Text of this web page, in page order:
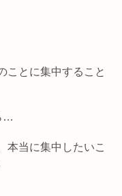
ことに集中すること
…
本当に集中したいこ